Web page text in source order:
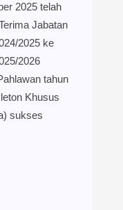
2025 telah
Jabatan
2025 ke
2026
tahun
Khusus
sukses